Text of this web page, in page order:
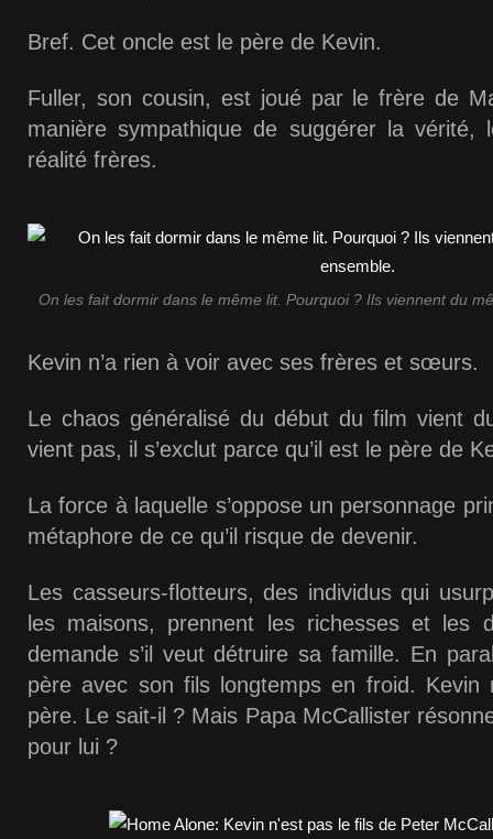
Bref. Cet oncle est le père de Kevin.
Fuller, son cousin, est joué par le frère de
manière sympathique de suggérer la vérité,
réalité frères.
On les fait dormir dans le même lit. Pourquoi ? Ils viennent du
Kevin n’a rien à voir avec ses frères et sœurs.
Le chaos généralisé du début du film vient
vient pas, il s’exclut parce qu’il est le père de
La force à laquelle s’oppose un personnage
métaphore de ce qu’il risque de devenir.
Les casseurs-flotteurs, des individus qui
les maisons, prennent les richesses et les
demande s’il veut détruire sa famille. En
père avec son fils longtemps en froid. Kevin
père. Le sait-il ? Mais Papa McCallister
pour lui ?